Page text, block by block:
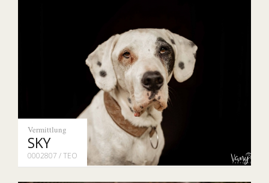
Vermittlung
SKY
0002807 / TEO